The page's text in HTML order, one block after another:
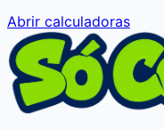
Abrir calculadoras